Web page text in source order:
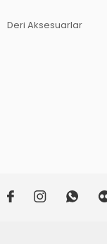
Deri Aksesuarlar